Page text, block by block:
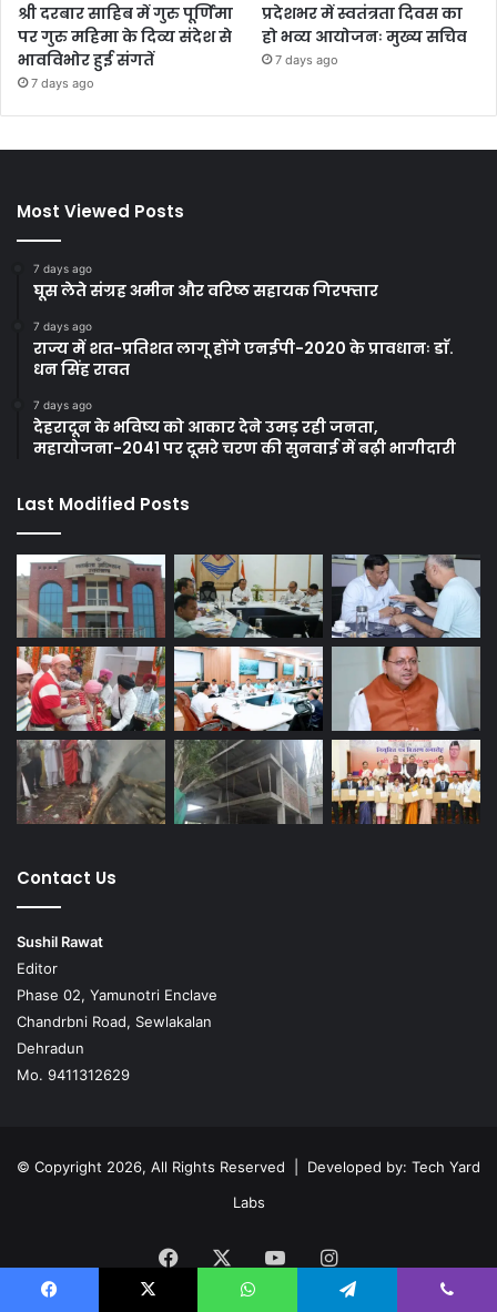
श्री दरबार साहिब में गुरु पूर्णिमा
पर गुरु महिमा के दिव्य संदेश से
भावविभोर हुई संगतें
7 days ago
प्रदेशभर में स्वतंत्रता दिवस का
हो भव्य आयोजनः मुख्य सचिव
7 days ago
Most Viewed Posts
7 days ago
घूस लेते संग्रह अमीन और वरिष्ठ सहायक गिरफ्तार
7 days ago
राज्य में शत-प्रतिशत लागू होंगे एनईपी-2020 के प्रावधानः डाॅ.
धन सिंह रावत
7 days ago
देहरादून के भविष्य को आकार देने उमड़ रही जनता,
महायोजना-2041 पर दूसरे चरण की सुनवाई में बढ़ी भागीदारी
Last Modified Posts
Contact Us
Sushil Rawat
Editor
Phase 02, Yamunotri Enclave
Chandrbni Road, Sewlakalan
Dehradun
Mo. 9411312629
© Copyright 2026, All Rights Reserved | Developed by: Tech Yard
Labs
Facebook YouTubeInstagram